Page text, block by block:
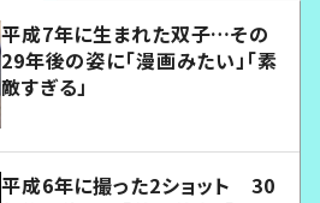
平成7年に生まれた双子…その
29年後の姿に「漫画みたい」「素
敵すぎる」
平成6年に撮った2ショット 30